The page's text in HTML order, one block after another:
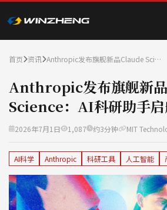
首页 资讯 Anthropic发布旗舰新品Claude Sci…
Anthropic发布旗舰新
Science：AI科研助手
2026年7月1日 1,087 约3分钟 MIT
AI科学 Anthropic 科研工具 人工智能